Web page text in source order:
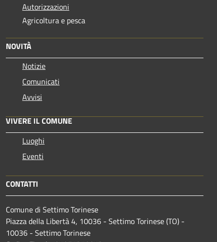
Autorizzazioni
Agricoltura e pesca
NOVITÀ
Notizie
Comunicati
Avvisi
VIVERE IL COMUNE
Luoghi
Eventi
CONTATTI
Comune di Settimo Torinese
Piazza della Libertà 4, 10036 - Settimo Torinese (TO) -
10036 - Settimo Torinese